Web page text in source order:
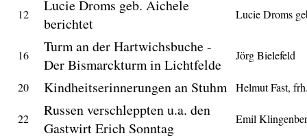
12
Lucie Droms geb. Aichele
berichtet
Lucie Droms
16
Turm an der Hartwichsbuche -
Der Bismarckturm in Lichtfelde
Jörg Bielefeld
20 Kindheitserinnerungen an Stuhm Helmut Fast,
22
Russen verschleppten u.a. den
Gastwirt Erich Sonntag
Emil